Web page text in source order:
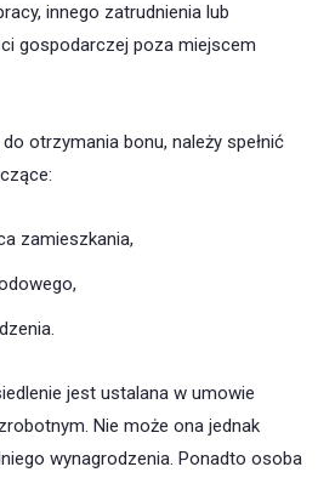
innego zatrudnienia lub
gospodarczej poza miejscem
otrzymania bonu, należy spełnić
zamieszkania,
jest ustalana w umowie
Nie może ona jednak
wynagrodzenia. Ponadto osoba